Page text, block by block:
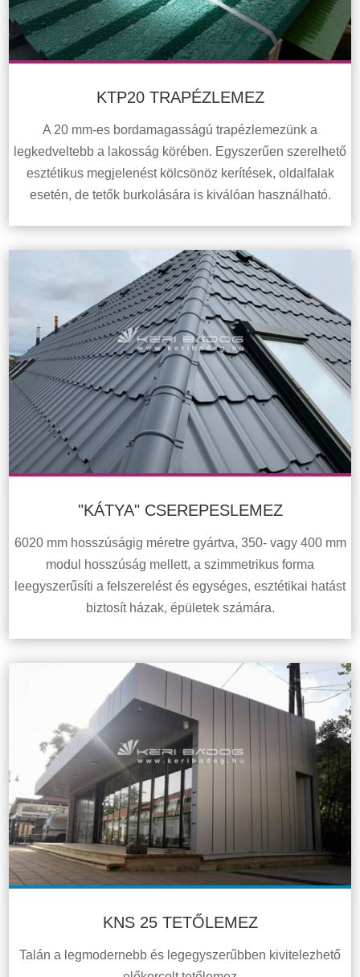
KTP20 TRAPÉZLEMEZ
A 20 mm-es bordamagasságú trapézlemezünk a
legkedveltebb a lakosság körében. Egyszerűen szerelhető
esztétikus megjelenést kölcsönöz kerítések, oldalfalak
esetén, de tetők burkolására is kiválóan használható.
"KÁTYA" CSEREPESLEMEZ
6020 mm hosszúságig méretre gyártva, 350- vagy 400 mm
modul hosszúság mellett, a szimmetrikus forma
leegyszerűsíti a felszerelést és egységes, esztétikai hatást
biztosít házak, épületek számára.
KNS 25 TETŐLEMEZ
Talán a legmodernebb és legegyszerűbben kivitelezhető